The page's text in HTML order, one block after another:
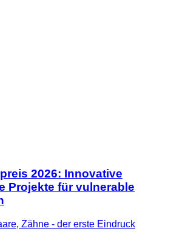
2026: Innovative
Projekte für vulnerable
Zähne - der erste Eindruck